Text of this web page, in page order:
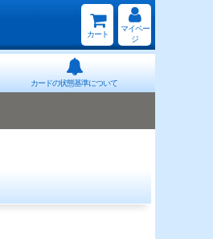
カート
マイペー
ジ
カードの状態基準について